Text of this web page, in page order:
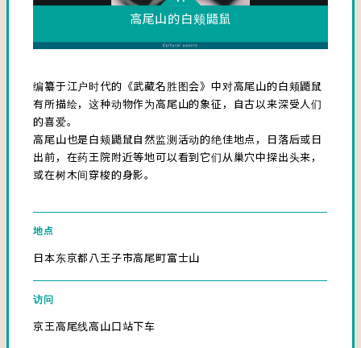
高尾山的白颊鼯鼠
编纂于江户时代的《武藏名胜图会》中对高尾山的白颊鼯鼠
有所描绘，这种动物作为高尾山的象征，自古以来深受人们
的喜爱。
高尾山也是白颊鼯鼠自然监测活动的绝佳地点，日落后或日
出前，在药王院附近等地可以看到它们从巢穴中探出头来，
或在树木间穿梭的身影。
地点
日本东京都八王子市高尾町富士山
访问
京王高尾线高山口站下车